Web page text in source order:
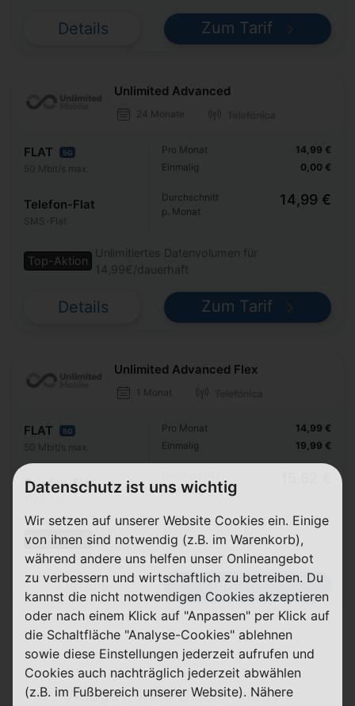
Details Zum Tarif
Unlimited Advanced
24 Monate
FLAT 5G
50 Mbit/s max.
Telefon-Flat
SMS-Flat
Pro Monat
Einmalig
14,99 €
0,00 €
Durchschnitt
p. Monat
14,99 €
Top-Aktion
Unlimitiertes Datenvolumen für
14,99€/dauerhaft
Details Zum Tarif
Unlimited Advanced Flex
1 Monat
FLAT 5G
50 Mbit/s max.
Telefon-Flat
Pro Monat
Einmalig
14,99 €
19,99 €
p. Monat
Top-Aktion
Unlimitiertes Datenvolumen für
14,99€/dauerhaft
Details Zum Tarif
Ausgewählte Black-Friday-
Datenschutz ist uns wichtig
Wir setzen auf unserer Website Cookies ein. Einige
von ihnen sind notwendig (z.B. im Warenkorb),
während andere uns helfen unser Onlineangebot
zu verbessern und wirtschaftlich zu betreiben. Du
kannst die nicht notwendigen Cookies akzeptieren
oder nach einem Klick auf "Anpassen" per Klick auf
die Schaltfläche "Analyse-Cookies" ablehnen
sowie diese Einstellungen jederzeit aufrufen und
Cookies auch nachträglich jederzeit abwählen
(z.B. im Fußbereich unserer Website). Nähere